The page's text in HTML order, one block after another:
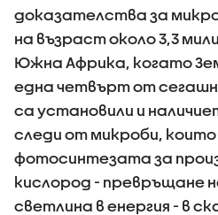
доказателства за
на възраст около 3,3
Южна Африка, когато
една четвърт от
са установили и
следи от микроби,
фотосинтезата за
кислород - превръщане
светлина в енергия - в